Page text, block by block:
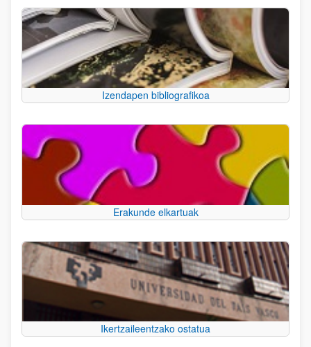
Izendapen bibliografikoa
Erakunde elkartuak
Ikertzaileentzako ostatua